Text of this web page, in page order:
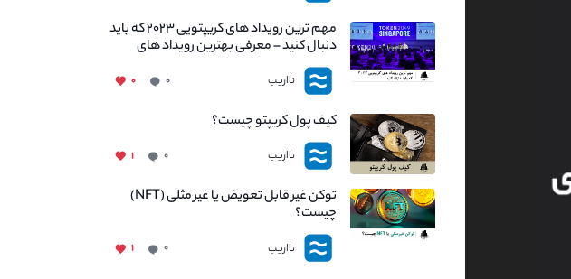
مهم ترین رویداد های کریپتویی ۲۰۲۳ که باید
دنبال کنید – معرفی بهترین رویداد های
جهانی
نااریب ۰ ۰
کیف پول کریپتو چیست؟
نااریب ۰ ۱
توکن غیر قابل تعویض یا غیر مثلی (NFT)
چیست؟
نااریب ۰ ۱